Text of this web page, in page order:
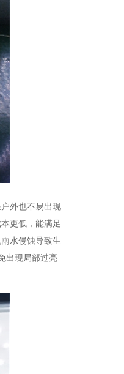
外也不易出现
更低，能满足
水侵蚀导致生
出现局部过亮